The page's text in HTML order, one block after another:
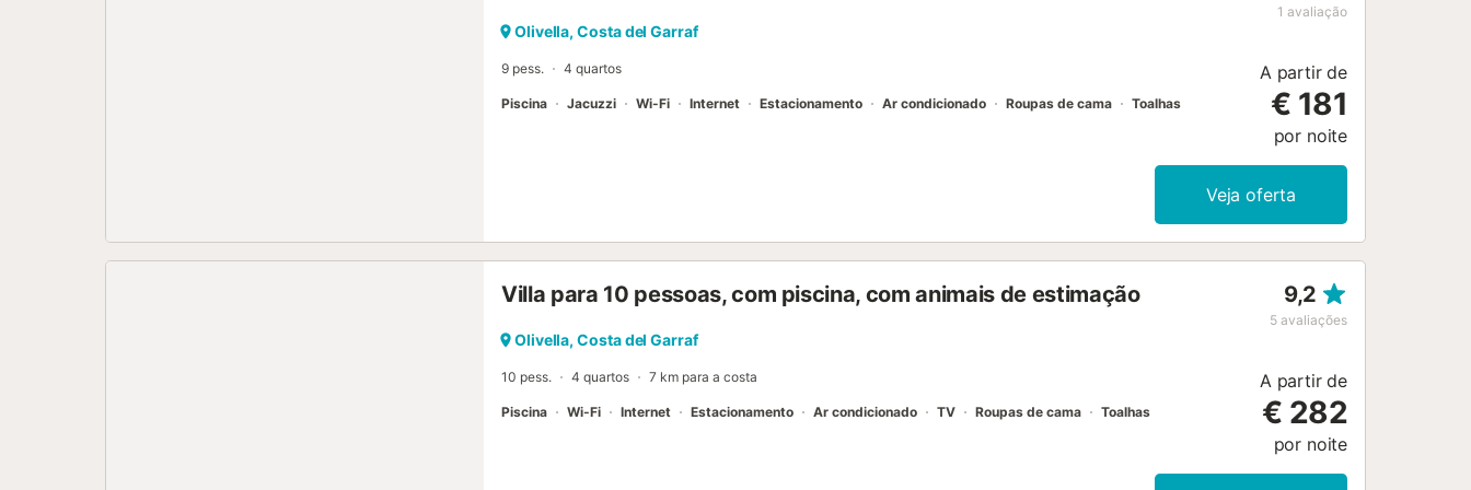
1 avaliação
Olivella, Costa del Garraf
9 pess. 4 quartos
Piscina Jacuzzi Wi-Fi Internet Estacionamento Ar condicionado Roupas de cama Toalhas
A partir de
€ 181
por noite
Veja oferta
Villa para 10 pessoas, com piscina, com animais de estimação 9,2
5 avaliações
Olivella, Costa del Garraf
10 pess. 4 quartos 7 km para a costa
Piscina Wi-Fi Internet Estacionamento Ar condicionado TV Roupas de cama Toalhas
A partir de
€ 282
por noite